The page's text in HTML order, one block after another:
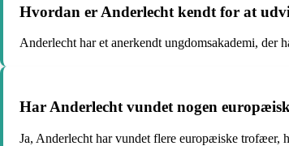
Hvordan er Anderlecht kendt for at
Anderlecht har et anerkendt ungdomsakademi, der
Har Anderlecht vundet nogen
Ja, Anderlecht har vundet flere europæiske trofæer,